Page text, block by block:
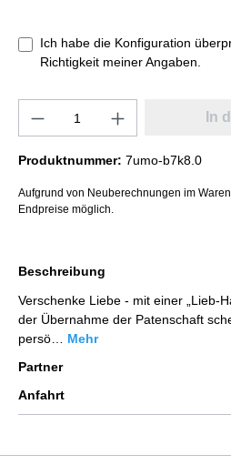
Ich habe die Konfiguration
Richtigkeit meiner Angaben.
In
Produktnummer: 7umo-b7k8.0
Aufgrund von Neuberechnungen im
Endpreise möglich.
Beschreibung
Verschenke Liebe - mit einer „Lieb-
der Übernahme der Patenschaft
persö… Mehr
Partner
Anfahrt